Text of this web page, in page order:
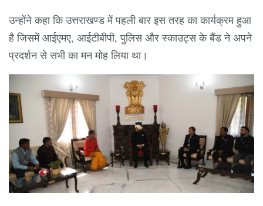
उन्होंने कहा कि उत्तराखण्ड में पहली बार इस तरह का कार्यक्रम हुआ
है जिसमें आईएमए, आईटीबीपी, पुलिस और स्काउट्स के बैंड ने अपने
प्रदर्शन से सभी का मन मोह लिया था।